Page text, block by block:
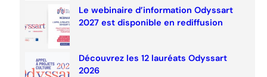
Le webinaire d’information Odyssart
2027 est disponible en rediffusion
Découvrez les 12 lauréats Odyssart
2026